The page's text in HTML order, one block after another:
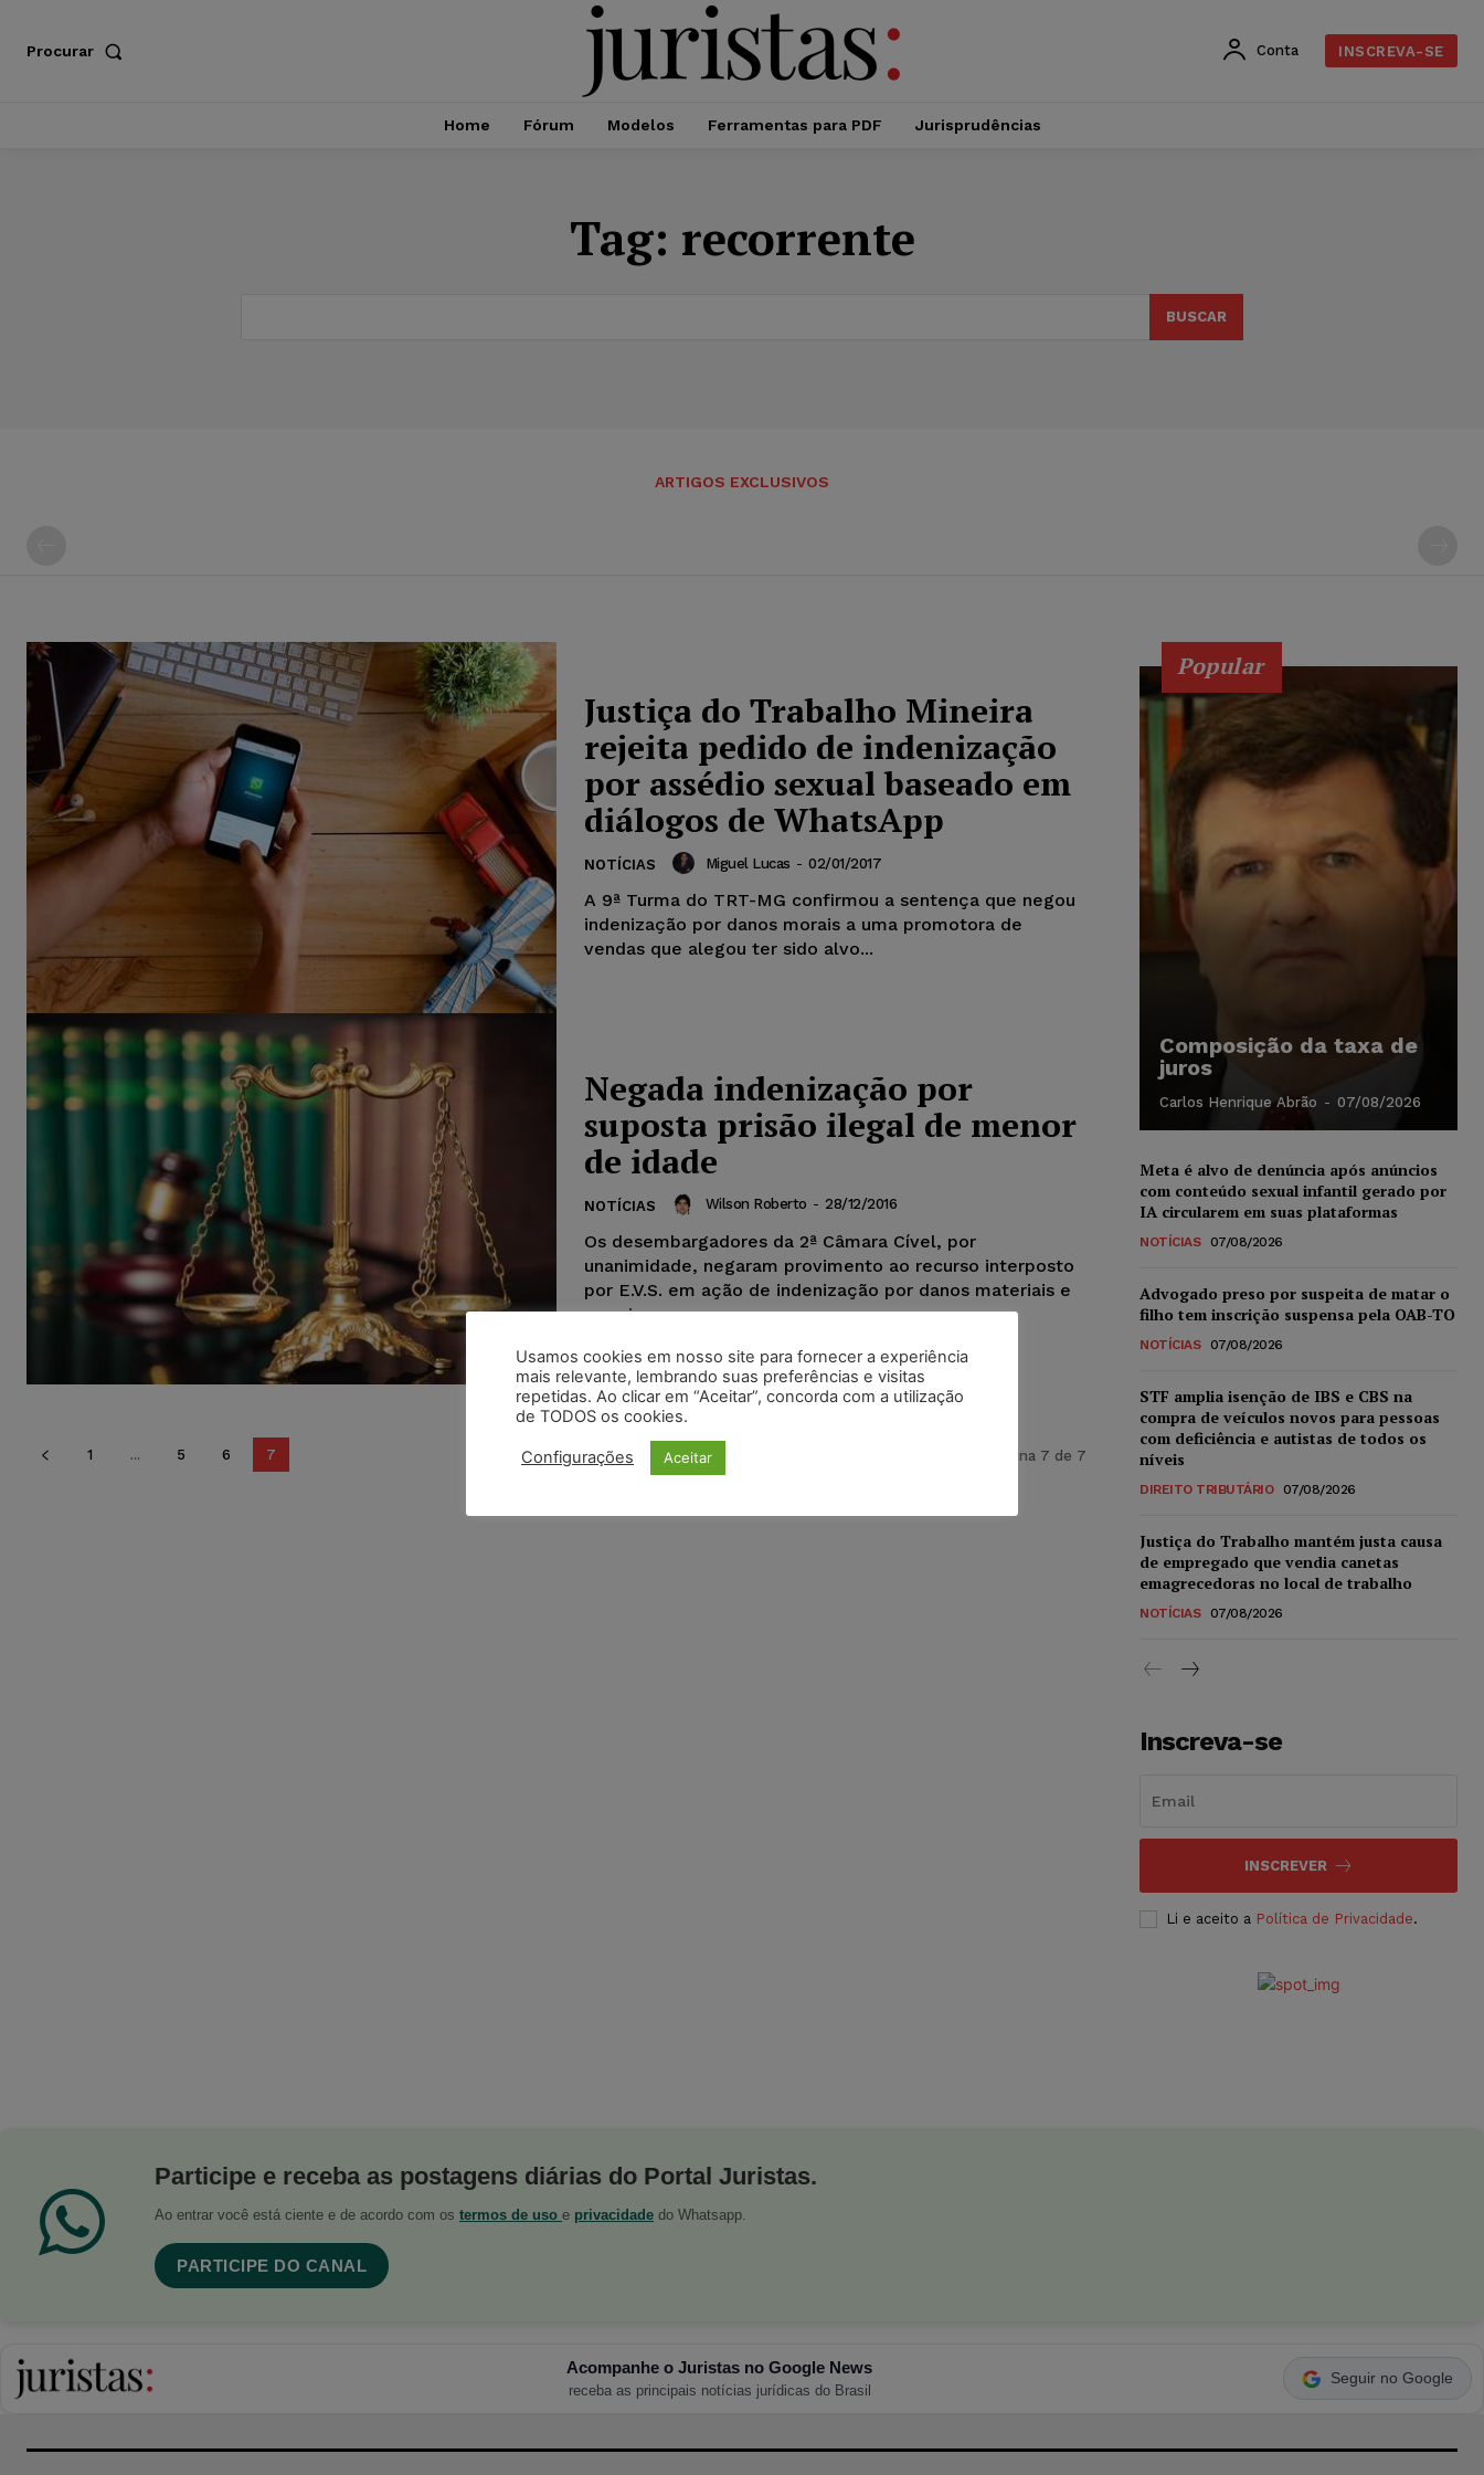
Procurar Conta INSCREVA-SE
Home Fórum Modelos Ferramentas para PDF Jurisprudências
Tag: recorrente
BUSCAR
ARTIGOS EXCLUSIVOS
Justiça do Trabalho Mineira
rejeita pedido de indenização
por assédio sexual baseado em
diálogos de WhatsApp
NOTÍCIAS Miguel Lucas - 02/01/2017
A 9ª Turma do TRT-MG confirmou a sentença que negou
indenização por danos morais a uma promotora de
vendas que alegou ter sido alvo...
Negada indenização por
suposta prisão ilegal de menor
de idade
NOTÍCIAS Wilson Roberto - 28/12/2016
Os desembargadores da 2ª Câmara Cível, por
unanimidade, negaram provimento ao recurso interposto
por E.V.S. em ação de indenização por danos materiais e
morais...
1 ... 5 6 7 Página 7 de 7
Popular
Composição da taxa de
juros
Carlos Henrique Abrão - 07/08/2026
Meta é alvo de denúncia após anúncios
com conteúdo sexual infantil gerado por
IA circularem em suas plataformas
NOTÍCIAS 07/08/2026
Advogado preso por suspeita de matar o
filho tem inscrição suspensa pela OAB-TO
NOTÍCIAS 07/08/2026
STF amplia isenção de IBS e CBS na
compra de veículos novos para pessoas
com deficiência e autistas de todos os
níveis
DIREITO TRIBUTÁRIO 07/08/2026
Justiça do Trabalho mantém justa causa
de empregado que vendia canetas
emagrecedoras no local de trabalho
NOTÍCIAS 07/08/2026
Inscreva-se
INSCREVER
Li e aceito a Política de Privacidade.
Participe e receba as postagens diárias do Portal Juristas.
Ao entrar você está ciente e de acordo com os termos de uso e privacidade do Whatsapp.
PARTICIPE DO CANAL
Acompanhe o Juristas no Google News
receba as principais notícias jurídicas do Brasil
Seguir no Google
Usamos cookies em nosso site para fornecer a experiência
mais relevante, lembrando suas preferências e visitas
repetidas. Ao clicar em “Aceitar”, concorda com a utilização
de TODOS os cookies.
Configurações Aceitar